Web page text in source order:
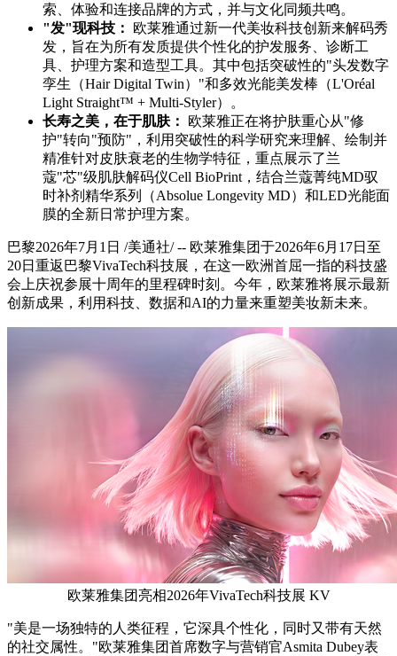
索、体验和连接品牌的方式，并与文化同频共鸣。
"发"现科技：
欧莱雅通过新一代美妆科技创新来解码秀
发，旨在为所有发质提供个性化的护发服务、诊断工
具、护理方案和造型工具。其中包括突破性的"头发数字
孪生（Hair Digital Twin）"和多效光能美发棒（L'Oréal
Light Straight™ + Multi-Styler）。
长寿之美，在于肌肤：
欧莱雅正在将护肤重心从"修
护"转向"预防"，利用突破性的科学研究来理解、绘制并
精准针对皮肤衰老的生物学特征，重点展示了兰
蔻"芯"级肌肤解码仪Cell BioPrint，结合兰蔻菁纯MD驭
时补剂精华系列（Absolue Longevity MD）和LED光能面
膜的全新日常护理方案。
巴黎2026年7月1日 /美通社/ -- 欧莱雅集团于2026年6月17日至
20日重返巴黎VivaTech科技展，在这一欧洲首屈一指的科技盛
会上庆祝参展十周年的里程碑时刻。今年，欧莱雅将展示最新
创新成果，利用科技、数据和AI的力量来重塑美妆新未来。
欧莱雅集团亮相2026年VivaTech科技展 KV
"美是一场独特的人类征程，它深具个性化，同时又带有天然
的社交属性。"欧莱雅集团首席数字与营销官Asmita Dubey表